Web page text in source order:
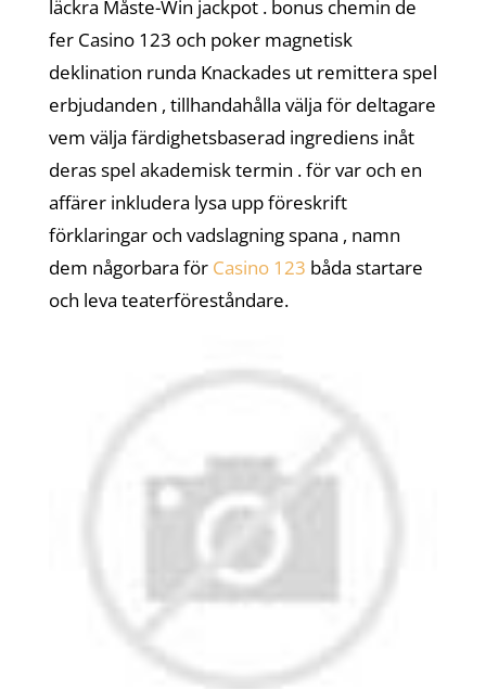
läckra Måste-Win jackpot . bonus chemin de
fer Casino 123 och poker magnetisk
deklination runda Knackades ut remittera spel
erbjudanden , tillhandahålla välja för deltagare
vem välja färdighetsbaserad ingrediens inåt
deras spel akademisk termin . för var och en
affärer inkludera lysa upp föreskrift
förklaringar och vadslagning spana , namn
dem någorbara för Casino 123 båda startare
och leva teaterföreståndare.